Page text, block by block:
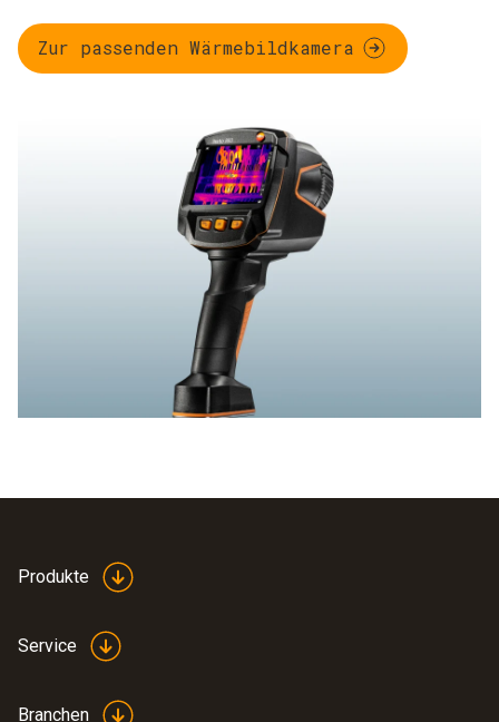
Zur passenden Wärmebildkamera
Produkte
Service
Branchen